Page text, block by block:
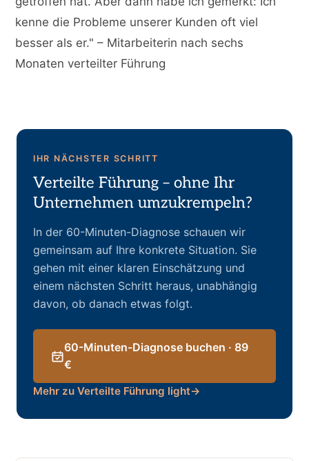
kenne die Probleme unserer Kunden oft viel
besser als er." – Mitarbeiterin nach sechs
Monaten verteilter Führung
IHR NÄCHSTER SCHRITT
Verteilte Führung – ohne Ihr
Unternehmen umzukrempeln?
In der 60-Minuten-Diagnose schauen wir
gemeinsam auf Ihre konkrete Situation. Sie
gehen mit einer klaren Einschätzung und
einem nächsten Schritt heraus, unabhängig
davon, ob danach etwas folgt.
60-Minuten-Diagnose buchen · 89
€
Mehr zu Verteilte Führung light→